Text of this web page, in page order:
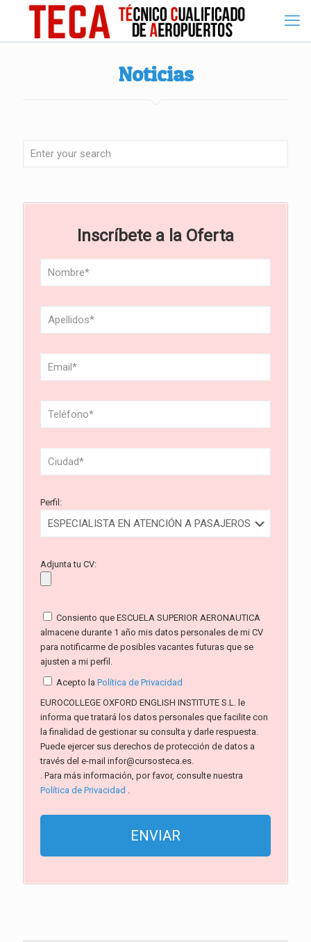
Noticias
Inscríbete a la Oferta
Perfil:
Adjunta tu CV:
Consiento que ESCUELA SUPERIOR AERONAUTICA
almacene durante 1 año mis datos personales de mi CV
para notificarme de posibles vacantes futuras que se
ajusten a mi perfil.
Acepto la Política de Privacidad
EUROCOLLEGE OXFORD ENGLISH INSTITUTE S.L. le
informa que tratará los datos personales que facilite con
la finalidad de gestionar su consulta y darle respuesta.
Puede ejercer sus derechos de protección de datos a
través del e-mail infor@cursosteca.es.
. Para más información, por favor, consulte nuestra
Política de Privacidad .